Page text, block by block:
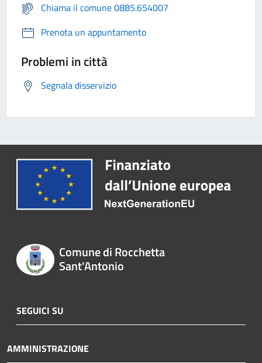
Chiama il comune 0885.654007
Prenota un appuntamento
Problemi in città
Segnala disservizio
Comune di Rocchetta
Sant'Antonio
SEGUICI SU
AMMINISTRAZIONE